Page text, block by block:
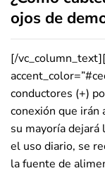
ojos de
[/
conductores (+)
conexión que irán
su mayoría
el uso diario, se
la fuente de